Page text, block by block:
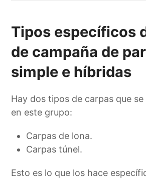
Tipos específicos
de campaña de
simple e híbridas
Hay dos tipos de carpas que
en este grupo:
Carpas de lona.
Carpas túnel.
Esto es lo que los hace